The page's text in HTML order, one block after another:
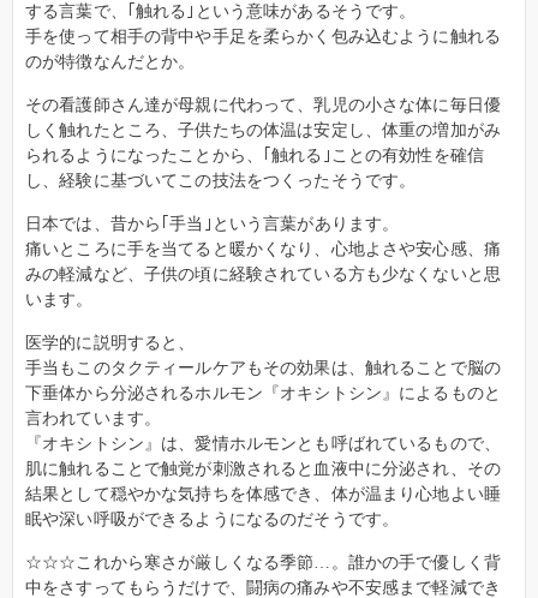
する言葉で、｢触れる｣という意味があるそうです。
手を使って相手の背中や手足を柔らかく包み込むように触れる
のが特徴なんだとか。
その看護師さん達が母親に代わって、乳児の小さな体に毎日優
しく触れたところ、子供たちの体温は安定し、体重の増加がみ
られるようになったことから、｢触れる｣ことの有効性を確信
し、経験に基づいてこの技法をつくったそうです。
日本では、昔から｢手当｣という言葉があります。
痛いところに手を当てると暖かくなり、心地よさや安心感、痛
みの軽減など、子供の頃に経験されている方も少なくないと思
います。
医学的に説明すると、
手当もこのタクティールケアもその効果は、触れることで脳の
下垂体から分泌されるホルモン『オキシトシン』によるものと
言われています。
『オキシトシン』は、愛情ホルモンとも呼ばれているもので、
肌に触れることで触覚が刺激されると血液中に分泌され、その
結果として穏やかな気持ちを体感でき、体が温まり心地よい睡
眠や深い呼吸ができるようになるのだそうです。
☆☆☆これから寒さが厳しくなる季節…。誰かの手で優しく背
中をさすってもらうだけで、闘病の痛みや不安感まで軽減でき